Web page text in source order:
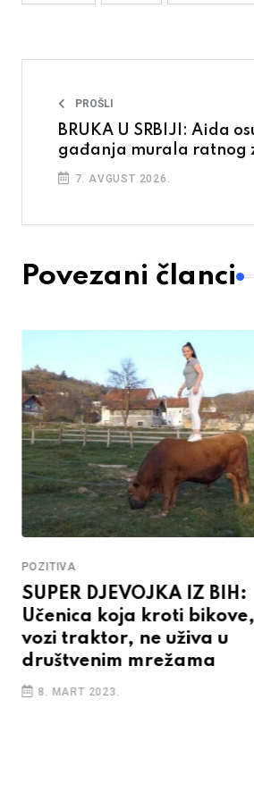
PROŠLI
BRUKA U SRBIJI: Aida
gađanja murala ratnog
7. AVGUST 2026.
Povezani članci
POZITIVA
SUPER DJEVOJKA IZ BIH:
Učenica koja kroti bikove,
vozi traktor, ne uživa u
društvenim mrežama
8. MART 2023.